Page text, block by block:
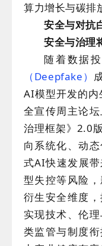
算力增长与碳排
安全与对抗
安全与治理
随着数据
（Deepfake）
AI模型开发的
全宣传周主论
治理框架》2.0
向系统化、动
式AI快速发展
型失控等风险
衍生安全维度
实现技术、伦
类监管与制度